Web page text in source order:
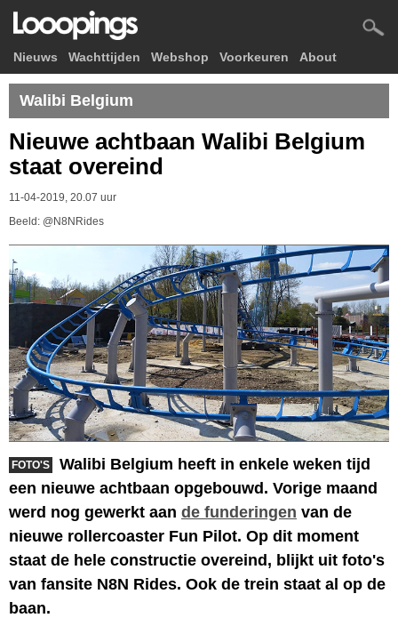
Nieuws Wachttijden Webshop Voorkeuren About
Walibi Belgium
Nieuwe achtbaan Walibi Belgium
staat overeind
11-04-2019, 20.07 uur
Beeld: @N8NRides
FOTO'S
Walibi Belgium heeft in enkele weken tijd
een nieuwe achtbaan opgebouwd. Vorige maand
werd nog gewerkt aan de funderingen van de
nieuwe rollercoaster Fun Pilot. Op dit moment
staat de hele constructie overeind, blijkt uit foto's
van fansite N8N Rides. Ook de trein staat al op de
baan.